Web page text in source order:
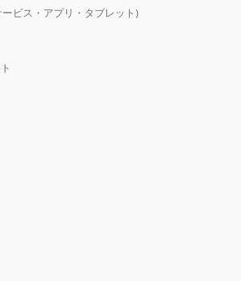
ービス・アプリ・タブレット)